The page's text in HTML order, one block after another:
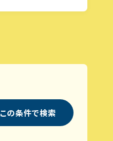
この条件で検索